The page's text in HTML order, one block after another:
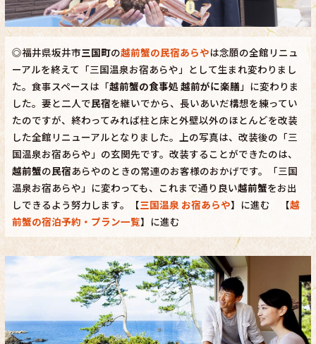
◎福井県坂井市三国町の越前蟹の民宿あらやは念願の全館リニュ
ーアルを終えて「三国温泉お宿あらや」として生まれ変わりまし
た。食事スペースは「越前蟹の食事処 越前がに楽膳」に変わりま
した。妻と二人で民宿を継いでから、長いあいだ構想を練ってい
たのですが、終わってみれば柱と床と外壁以外のほとんどを改装
した全館リニューアルとなりました。上の写真は、改装後の「三
国温泉お宿あらや」の玄関先です。改装することができたのは、
越前蟹の民宿あらやのときの常連のお客様のおかげです。「三国
温泉お宿あらや」に変わっても、これまで通り良い越前蟹をお出
しできるよう努力します。【三国温泉 お宿あらや】に進む 【越
前蟹の宿泊予約・プラン一覧】に進む